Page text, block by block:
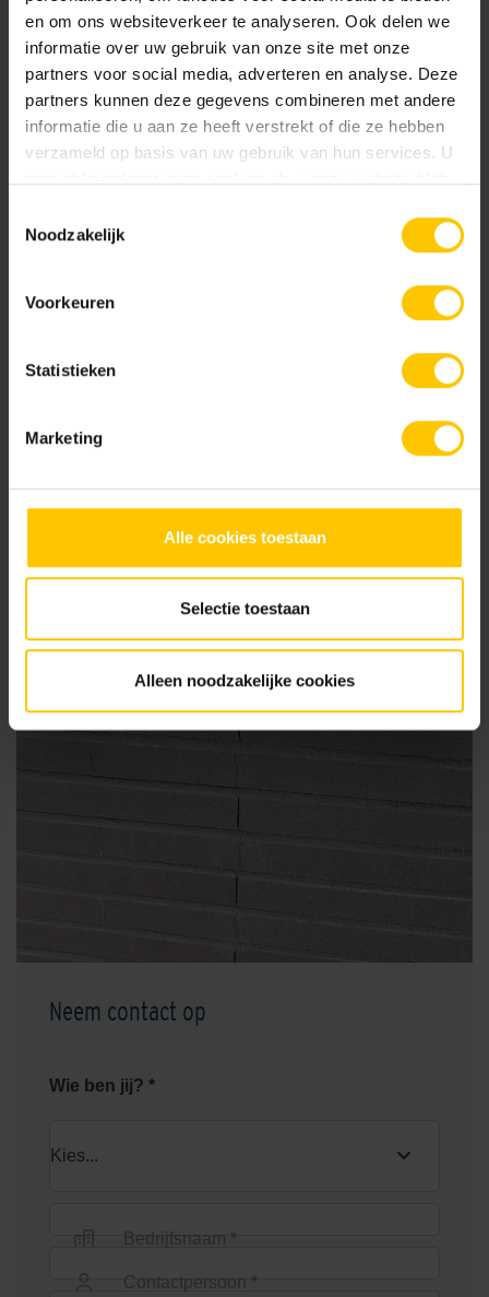
en om ons websiteverkeer te analyseren. Ook delen we
informatie over uw gebruik van onze site met onze
partners voor social media, adverteren en analyse. Deze
partners kunnen deze gegevens combineren met andere
informatie die u aan ze heeft verstrekt of die ze hebben
verzameld op basis van uw gebruik van hun services. U
Noodzakelijk
Voorkeuren
Statistieken
Marketing
Alle cookies toestaan
Selectie toestaan
Alleen noodzakelijke cookies
gevuld en op kleur worden gezet. Dit geeft een optische
verbetering, maar zal afhankelijk van de situatie meer of
minder zichtbaar blijven.
Bron:KNB infoblad 54
Dilateren van betonstenen gevelmetselwerk - Metselwerk
Adviesbureau Vekemans
Metselwerk Adviesbureau Vekemans
Neem contact op
Wie ben jij? *
Bedrijfsnaam *
Contactpersoon *